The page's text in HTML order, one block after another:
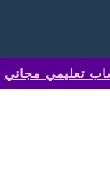
تعليمي مجاني